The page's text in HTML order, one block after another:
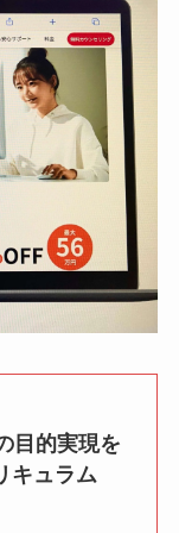
目的実現を
キュラム